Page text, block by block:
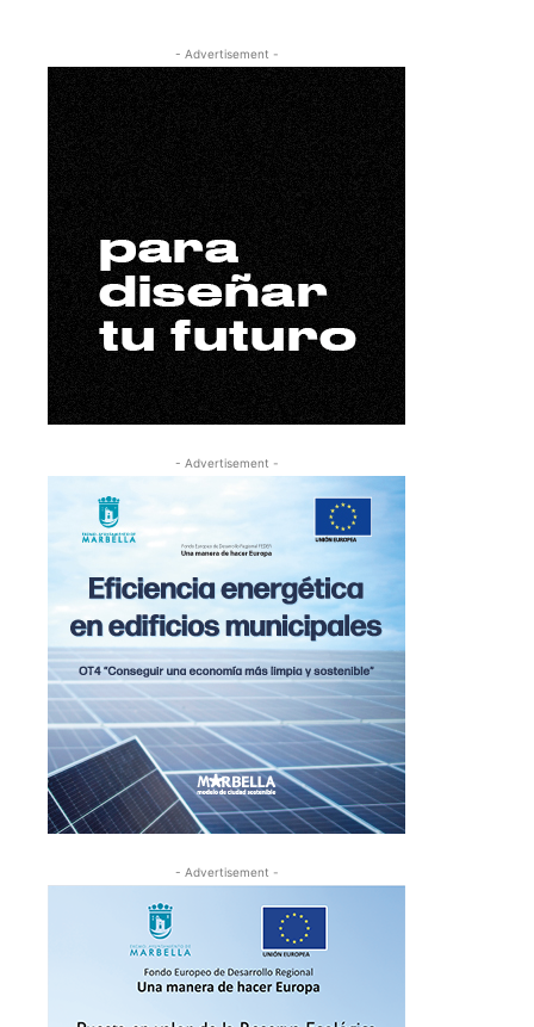
- Advertisement -
- Advertisement -
- Advertisement -